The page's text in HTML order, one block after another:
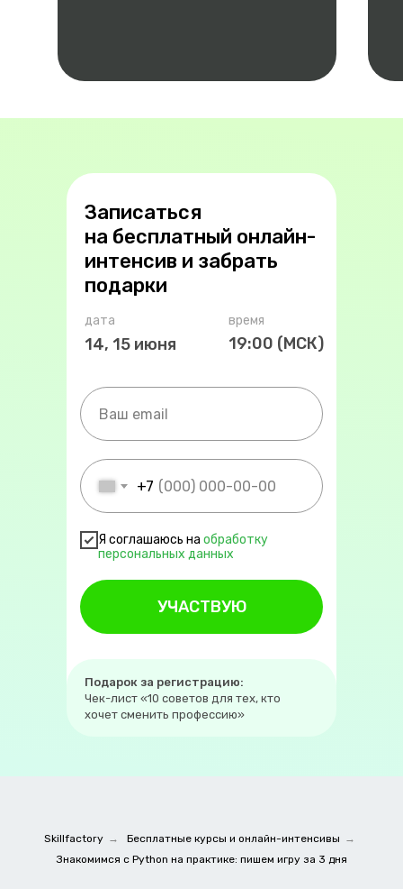
+7
Я соглашаюсь на обработку
персональных данных
УЧАСТВУЮ
дата время
14, 15 июня 19:00 (МСК)
Записаться
на бесплатный онлайн-
интенсив и забрать
подарки
Подарок за регистрацию:
Чек-лист «10 советов для тех, кто
хочет сменить профессию»
Skillfactory → Бесплатные курсы и онлайн-интенсивы →
Знакомимся с Python на практике: пишем игру за 3 дня